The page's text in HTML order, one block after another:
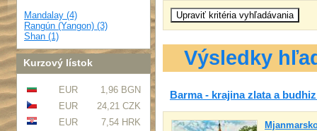
Mandalay (4)
Rangún (Yangon) (3)
Shan (1)
Kurzový lístok
EUR
1,96 BGN
EUR
24,21 CZK
EUR
7,54 HRK
Výsledky
Barma - krajina zlata a